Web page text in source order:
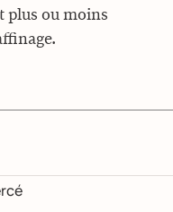
plus ou moins